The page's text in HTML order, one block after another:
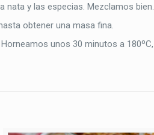
nata y las especias. Mezclamos bien.
obtener una masa fina.
unos 30 minutos a 180ºC,